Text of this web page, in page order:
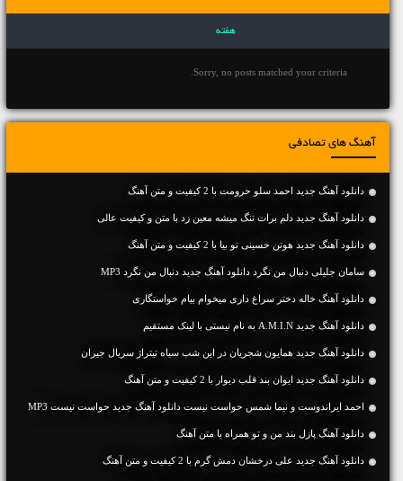
هفته
Sorry, no posts matched your criteria.
آهنگ های تصادفی
دانلود آهنگ جديد احمد سلو حرومت با 2 کیفیت و متن آهنگ
دانلود آهنگ جديد دلم برات تنگ میشه معین زد با متن و کیفیت عالی
دانلود آهنگ جديد هوتن حسینی تو بیا با 2 کیفیت و متن آهنگ
سامان جلیلی دنبال من نگرد دانلود آهنگ جدید دنبال من نگرد MP3
دانلود آهنگ خاله دختر سراغ داری میخوام بیام خواستگاری
دانلود آهنگ جديد A.M.I.N به نام نیستی با لینک مستقیم
دانلود آهنگ جدید همایون شجریان در این شب سیاه تیتراژ سریال جیران
دانلود آهنگ جديد ایوان بند قلب دیوار با 2 کیفیت و متن آهنگ
احمد ایراندوست و نیما شمس حواست نیست دانلود آهنگ جدید حواست نیست MP3
دانلود آهنگ پازل بند من و تو همراه با متن آهنگ
دانلود آهنگ جديد علی درخشان دمش گرم با 2 کیفیت و متن آهنگ